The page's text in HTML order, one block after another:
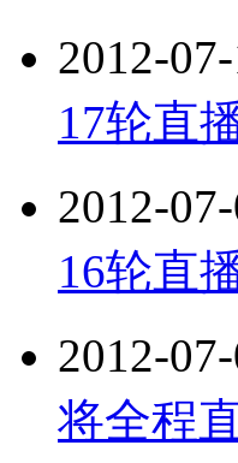
2012-
17轮直
2012-
16轮直
2012-
将全程